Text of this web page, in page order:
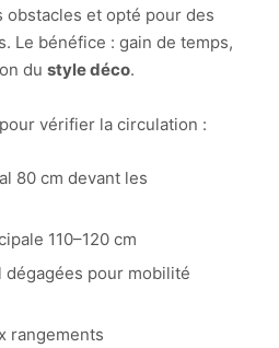
obstacles et opté pour des
Le bénéfice : gain de temps,
du style déco.
vérifier la circulation :
80 cm devant les
110–120 cm
dégagées pour mobilité
rangements